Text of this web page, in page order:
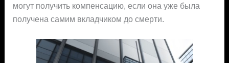
могут получить компенсацию, если она уже была
получена самим вкладчиком до смерти.